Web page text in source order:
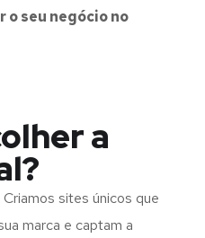
o seu negócio no
a
Criamos sites únicos que
marca e captam a